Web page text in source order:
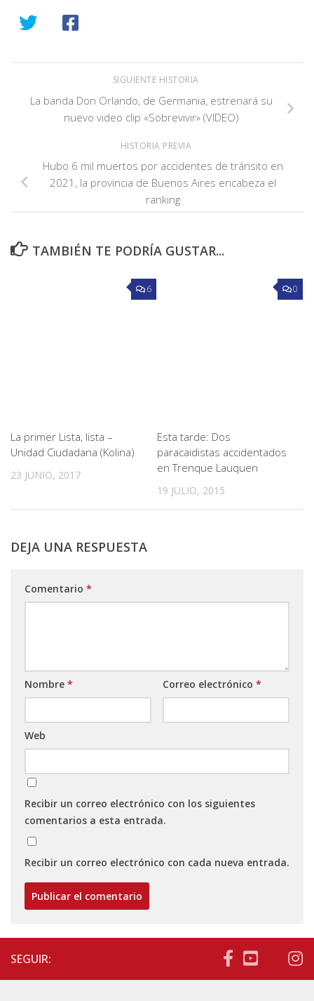
SIGUIENTE HISTORIA
La banda Don Orlando, de Germania, estrenará su
nuevo video clip «Sobrevivir» (VIDEO)
HISTORIA PREVIA
Hubo 6 mil muertos por accidentes de tránsito en
2021, la provincia de Buenos Aires encabeza el
ranking
TAMBIÉN TE PODRÍA GUSTAR...
6
La primer Lista, lista –
Unidad Ciudadana (Kolina)
23 JUNIO, 2017
0
Esta tarde: Dos
paracaidistas accidentados
en Trenque Lauquen
19 JULIO, 2015
DEJA UNA RESPUESTA
Comentario *
Nombre * Correo electrónico *
Web
Recibir un correo electrónico con los siguientes
comentarios a esta entrada.
Recibir un correo electrónico con cada nueva entrada.
SEGUIR: